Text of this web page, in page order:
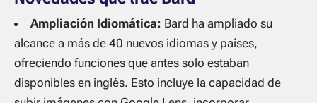
Ampliación Idiomática: Bard ha ampliado su
alcance a más de 40 nuevos idiomas y países,
ofreciendo funciones que antes solo estaban
disponibles en inglés. Esto incluye la capacidad de